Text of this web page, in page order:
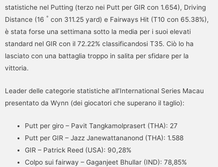
statistiche nel Putting (terzo nei Putt per GIR con 1.654), Driving
Distance (16 ° con 311.25 yard) e Fairways Hit (T10 con 65.38%),
è stata forse una settimana sotto la media per i suoi elevati
standard nel GIR con il 72.22% classificandosi T35. Ciò lo ha
lasciato con una battaglia troppo in salita per sfidare per la
vittoria.
Leader delle categorie statistiche all’International Series Macau
presentato da Wynn (dei giocatori che superano il taglio):
Putt per giro – Pavit Tangkamolprasert (THA): 27
Putt per GIR – Jazz Janewattananond (THA): 1.588
GIR – Patrick Reed (USA): 90,28%
Colpo sui fairway – Gaganjeet Bhullar (IND): 78,85%